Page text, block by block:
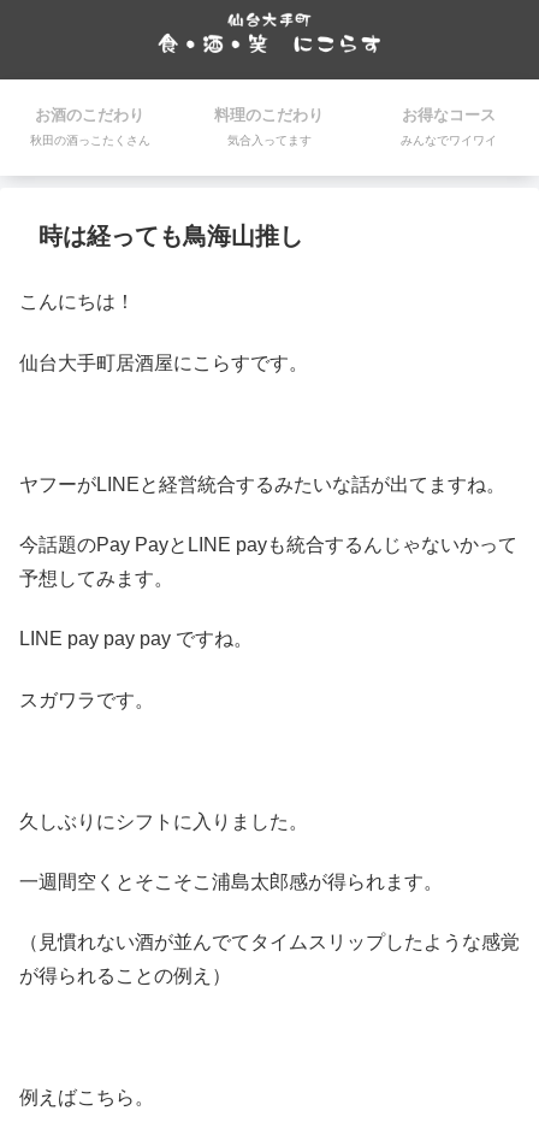
お酒のこだわり
秋田の酒っこたくさん
料理のこだわり
気合入ってます
お得なコース
みんなでワイワイ
時は経っても鳥海山推し
こんにちは！
仙台大手町居酒屋にこらすです。
ヤフーがLINEと経営統合するみたいな話が出てますね。
今話題のPay PayとLINE payも統合するんじゃないかって
予想してみます。
LINE pay pay pay ですね。
スガワラです。
久しぶりにシフトに入りました。
一週間空くとそこそこ浦島太郎感が得られます。
（見慣れない酒が並んでてタイムスリップしたような感覚
が得られることの例え）
例えばこちら。